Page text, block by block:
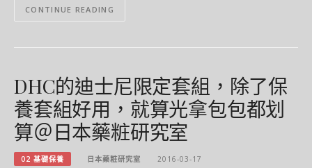
CONTINUE READING
DHC的迪士尼限定套組，除了保
養套組好用，就算光拿包包都划
算＠日本藥粧研究室
02 基礎保養 日本藥粧研究室 2016-03-17